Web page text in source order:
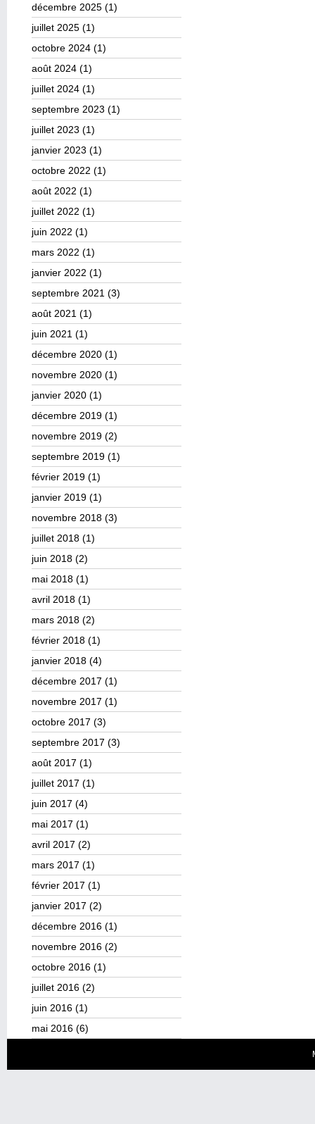
décembre 2025 (1)
juillet 2025 (1)
octobre 2024 (1)
août 2024 (1)
juillet 2024 (1)
septembre 2023 (1)
juillet 2023 (1)
janvier 2023 (1)
octobre 2022 (1)
août 2022 (1)
juillet 2022 (1)
juin 2022 (1)
mars 2022 (1)
janvier 2022 (1)
septembre 2021 (3)
août 2021 (1)
juin 2021 (1)
décembre 2020 (1)
novembre 2020 (1)
janvier 2020 (1)
décembre 2019 (1)
novembre 2019 (2)
septembre 2019 (1)
février 2019 (1)
janvier 2019 (1)
novembre 2018 (3)
juillet 2018 (1)
juin 2018 (2)
mai 2018 (1)
avril 2018 (1)
mars 2018 (2)
février 2018 (1)
janvier 2018 (4)
décembre 2017 (1)
novembre 2017 (1)
octobre 2017 (3)
septembre 2017 (3)
août 2017 (1)
juillet 2017 (1)
juin 2017 (4)
mai 2017 (1)
avril 2017 (2)
mars 2017 (1)
février 2017 (1)
janvier 2017 (2)
décembre 2016 (1)
novembre 2016 (2)
octobre 2016 (1)
juillet 2016 (2)
juin 2016 (1)
mai 2016 (6)